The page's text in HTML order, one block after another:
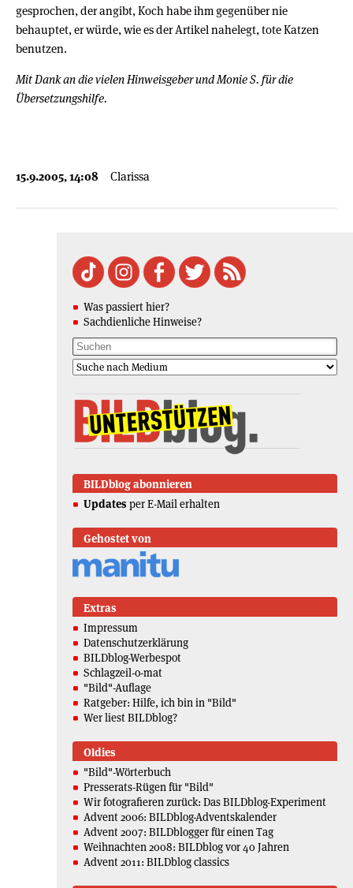
gesprochen, der angibt, Koch habe ihm gegenüber nie
behauptet, er würde, wie es der Artikel nahelegt, tote Katzen
benutzen.
Mit Dank an die vielen Hinweisgeber und Monie S. für die
Übersetzungshilfe.
15.9.2005, 14:08 Clarissa
Was passiert hier?
Sachdienliche Hinweise?
BILDblog abonnieren
Updates per E-Mail erhalten
Gehostet von
Extras
Impressum
Datenschutzerklärung
BILDblog-Werbespot
Schlagzeil-o-mat
"Bild"-Auflage
Ratgeber: Hilfe, ich bin in "Bild"
Wer liest BILDblog?
Oldies
"Bild"-Wörterbuch
Presserats-Rügen für "Bild"
Wir fotografieren zurück: Das BILDblog-Experiment
Advent 2006: BILDblog-Adventskalender
Advent 2007: BILDblogger für einen Tag
Weihnachten 2008: BILDblog vor 40 Jahren
Advent 2011: BILDblog classics